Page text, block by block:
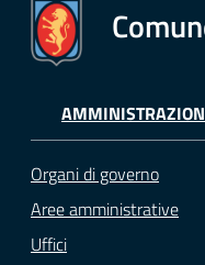
Organi di governo
Aree amministrative
Uffici